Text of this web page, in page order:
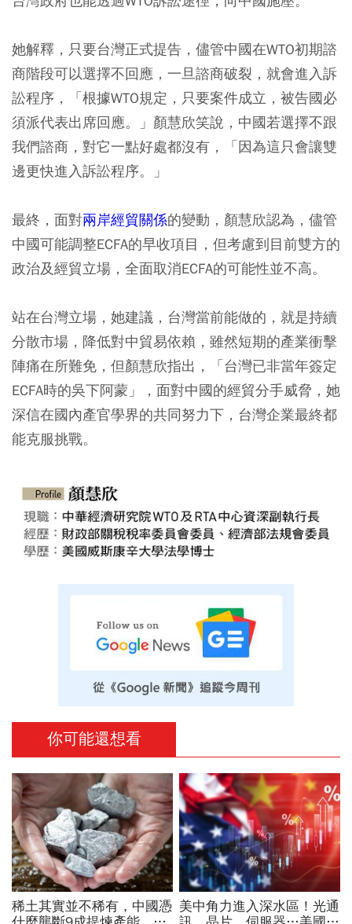
她解釋，只要台灣正式提告，儘管中國在WTO初期諮
商階段可以選擇不回應，一旦諮商破裂，就會進入訴
訟程序，「根據WTO規定，只要案件成立，被告國必
須派代表出席回應。」顏慧欣笑說，中國若選擇不跟
我們諮商，對它一點好處都沒有，「因為這只會讓雙
邊更快進入訴訟程序。」
最終，面對兩岸經貿關係的變動，顏慧欣認為，儘管
中國可能調整ECFA的早收項目，但考慮到目前雙方的
政治及經貿立場，全面取消ECFA的可能性並不高。
站在台灣立場，她建議，台灣當前能做的，就是持續
分散市場，降低對中貿易依賴，雖然短期的產業衝擊
陣痛在所難免，但顏慧欣指出，「台灣已非當年簽定
ECFA時的吳下阿蒙」，面對中國的經貿分手威脅，她
深信在國內產官學界的共同努力下，台灣企業最終都
能克服挑戰。
你可能還想看
稀土其實並不稀有，中國憑 美中角力進入深水區！光通